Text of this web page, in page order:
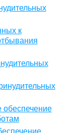
к
обеспечение